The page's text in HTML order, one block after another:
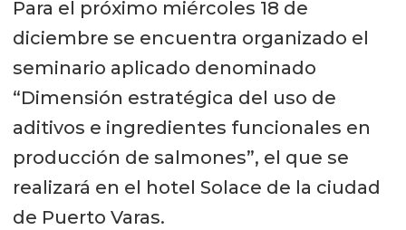
Para el próximo miércoles 18 de
diciembre se encuentra organizado el
seminario aplicado denominado
“Dimensión estratégica del uso de
aditivos e ingredientes funcionales en
producción de salmones”, el que se
realizará en el hotel Solace de la ciudad
de Puerto Varas.